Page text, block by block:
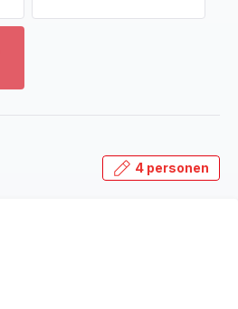
4 personen